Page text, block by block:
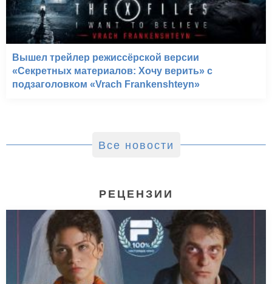
Вышел трейлер режиссёрской версии
«Секретных материалов: Хочу верить» с
подзаголовком «Vrach Frankenshteyn»
Все новости
РЕЦЕНЗИИ